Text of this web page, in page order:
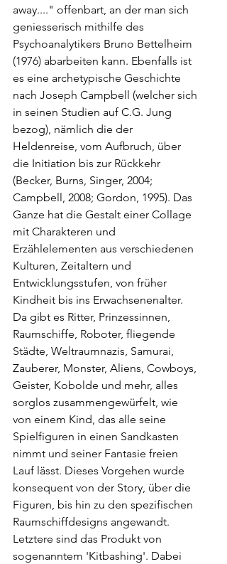
away...." offenbart, an der man sich
geniesserisch mithilfe des
Psychoanalytikers Bruno Bettelheim
(1976) abarbeiten kann. Ebenfalls ist
es eine archetypische Geschichte
nach Joseph Campbell (welcher sich
in seinen Studien auf C.G. Jung
bezog), nämlich die der
Heldenreise, vom Aufbruch, über
die Initiation bis zur Rückkehr
(Becker, Burns, Singer, 2004;
Campbell, 2008; Gordon, 1995). Das
Ganze hat die Gestalt einer Collage
mit Charakteren und
Erzählelementen aus verschiedenen
Kulturen, Zeitaltern und
Entwicklungsstufen, von früher
Kindheit bis ins Erwachsenenalter.
Da gibt es Ritter, Prinzessinnen,
Raumschiffe, Roboter, fliegende
Städte, Weltraumnazis, Samurai,
Zauberer, Monster, Aliens, Cowboys,
Geister, Kobolde und mehr, alles
sorglos zusammengewürfelt, wie
von einem Kind, das alle seine
Spielfiguren in einen Sandkasten
nimmt und seiner Fantasie freien
Lauf lässt. Dieses Vorgehen wurde
konsequent von der Story, über die
Figuren, bis hin zu den spezifischen
Raumschiffdesigns angewandt.
Letztere sind das Produkt von
sogenanntem 'Kitbashing'. Dabei